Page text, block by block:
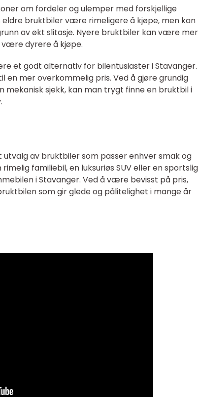
om fordeler og ulemper med forskjellige
eldre bruktbiler være rimeligere å kjøpe, men kan
av økt slitasje. Nyere bruktbiler kan være mer
dyrere å kjøpe.
et godt alternativ for bilentusiaster i Stavanger.
en mer overkommelig pris. Ved å gjøre grundig
mekanisk sjekk, kan man trygt finne en bruktbil i
av bruktbiler som passer enhver smak og
familiebil, en luksuriøs SUV eller en sportslig
i Stavanger. Ved å være bevisst på pris,
som gir glede og pålitelighet i mange år